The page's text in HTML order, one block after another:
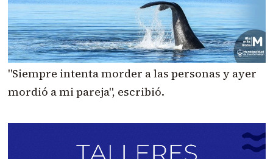
"Siempre intenta morder a las personas y ayer
mordió a mi pareja", escribió.